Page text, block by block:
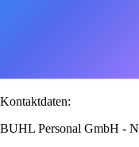
Kontaktdaten:
BUHL Personal GmbH -